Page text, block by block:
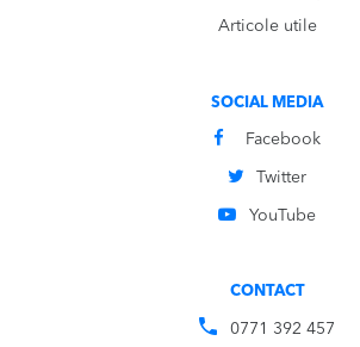
Articole utile
SOCIAL MEDIA
Facebook
Twitter
YouTube
CONTACT
0771 392 457